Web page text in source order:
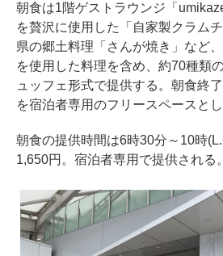
朝食は1階ゲストラウンジ「
を贅沢に使用した「自家製クラム
県の郷土料理「さんが焼き」など
を使用した料理を含め、約70種類
ュッフェ形式で提供する。朝食終
を宿泊者専用のフリースペースとし
朝食の提供時間は6時30分～10時
1,650円。宿泊者専用で提供される。